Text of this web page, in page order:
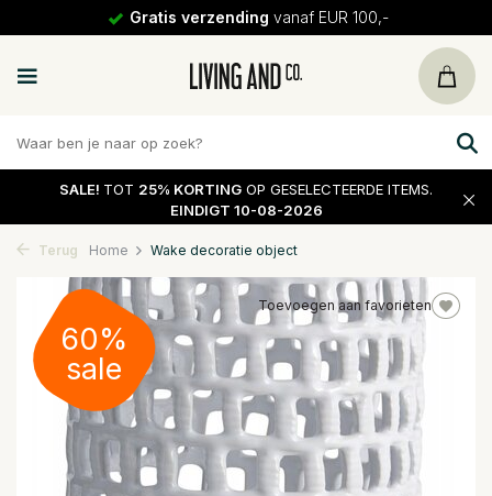
Gratis verzending vanaf EUR 100,-
SALE! TOT 25% KORTING OP GESELECTEERDE ITEMS.
EINDIGT 10-08-2026
Terug Home Wake decoratie object
Toevoegen aan favorieten
60%
sale